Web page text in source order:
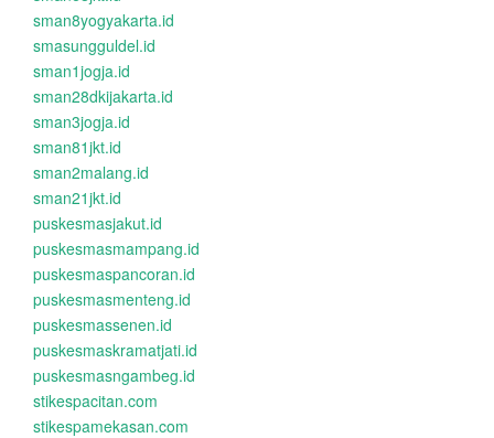
sman8yogyakarta.id
smasungguldel.id
sman1jogja.id
sman28dkijakarta.id
sman3jogja.id
sman81jkt.id
sman2malang.id
sman21jkt.id
puskesmasjakut.id
puskesmasmampang.id
puskesmaspancoran.id
puskesmasmenteng.id
puskesmassenen.id
puskesmaskramatjati.id
puskesmasngambeg.id
stikespacitan.com
stikespamekasan.com